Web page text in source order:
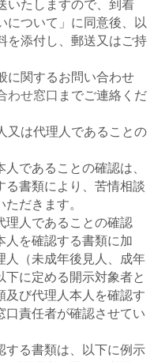
いたしますので、到着
について」に同意後、以
を添付し、郵送又はご持
に関するお問い合わせ
わせ窓口 までご連絡くだ
又は代理人であることの
であることの確認は、
る書類により、苦情相談
だきます。
理人であることの確認
人を確認する書類に加
人（未成年後見人、成年
に定める開示対象者と
及び代理人本人を確認す
口責任者が確認させてい
する書類は、以下に例示